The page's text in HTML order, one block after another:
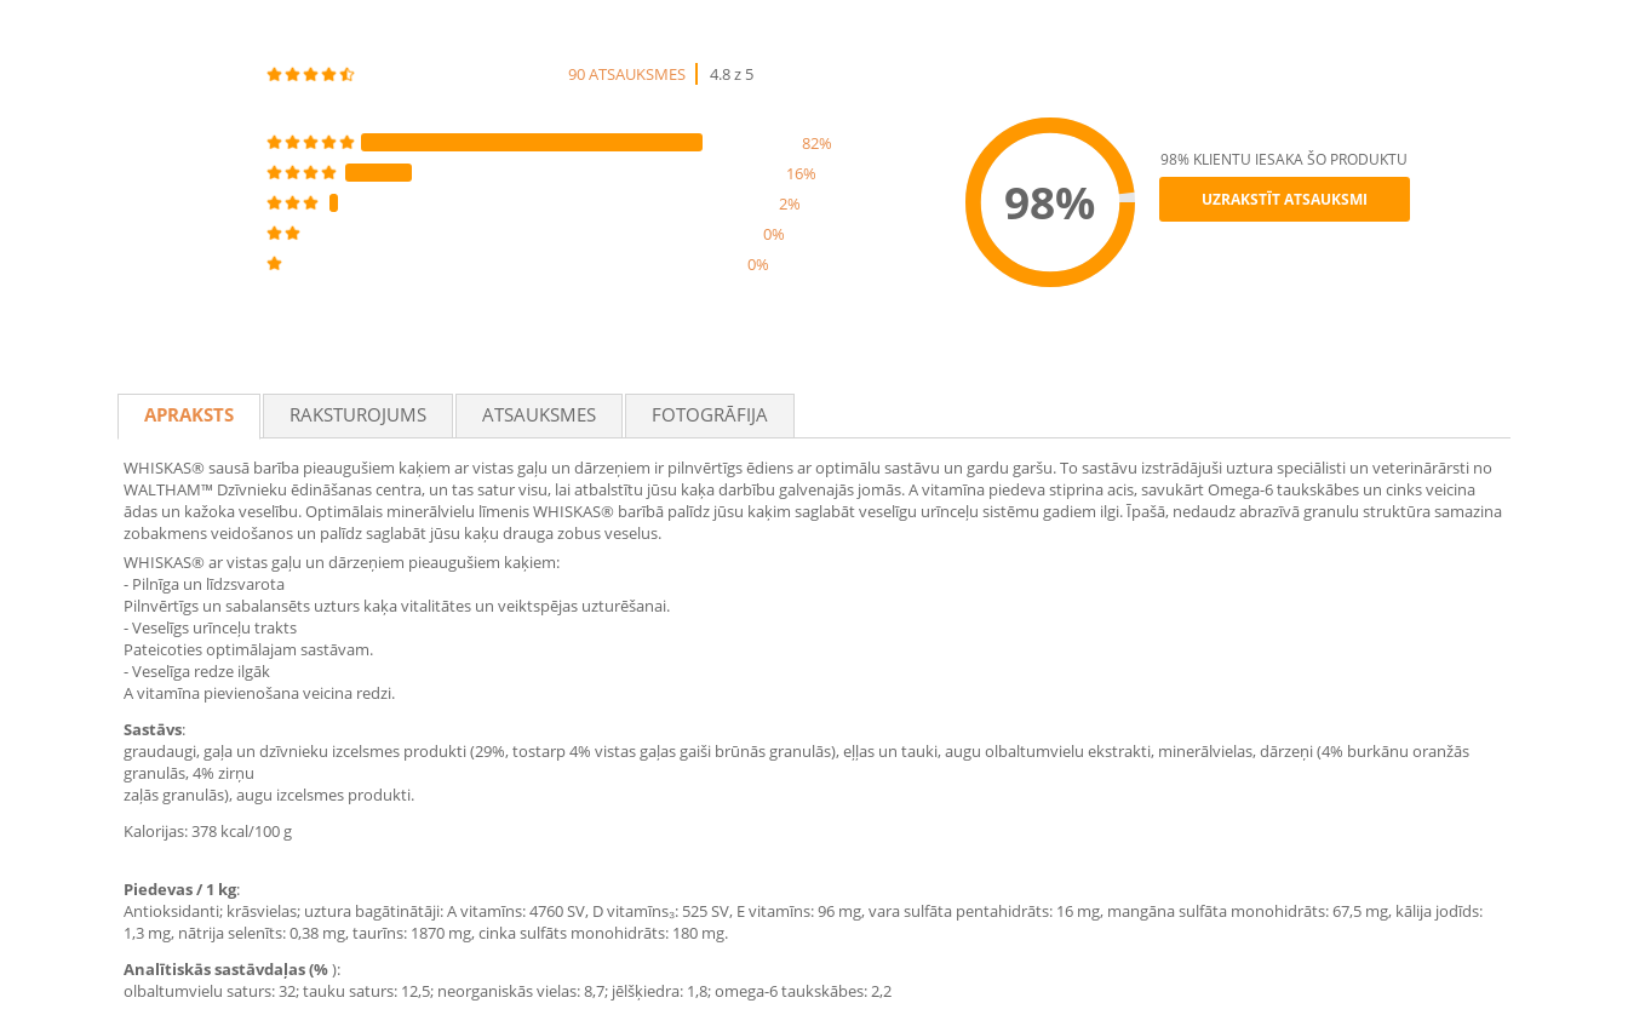
90 ATSAUKSMES 4.8 z 5
82%
16%
2%
0%
0%
98%
98% KLIENTU IESAKA ŠO PRODUKTU
UZRAKSTĪT ATSAUKSMI
APRAKSTS RAKSTUROJUMS ATSAUKSMES FOTOGRĀFIJA
WHISKAS® sausā barība pieaugušiem kaķiem ar vistas gaļu un dārzeņiem ir pilnvērtīgs ēdiens ar optimālu sastāvu un gardu garšu. To sastāvu izstrādājuši uztura speciālisti un veterinārārsti no
WALTHAM™ Dzīvnieku ēdināšanas centra, un tas satur visu, lai atbalstītu jūsu kaķa darbību galvenajās jomās. A vitamīna piedeva stiprina acis, savukārt Omega-6 taukskābes un cinks veicina
ādas un kažoka veselību. Optimālais minerālvielu līmenis WHISKAS® barībā palīdz jūsu kaķim saglabāt veselīgu urīnceļu sistēmu gadiem ilgi. Īpašā, nedaudz abrazīvā granulu struktūra samazina
zobakmens veidošanos un palīdz saglabāt jūsu kaķu drauga zobus veselus.
WHISKAS® ar vistas gaļu un dārzeņiem pieaugušiem kaķiem:
- Pilnīga un līdzsvarota
Pilnvērtīgs un sabalansēts uzturs kaķa vitalitātes un veiktspējas uzturēšanai.
- Veselīgs urīnceļu trakts
Pateicoties optimālajam sastāvam.
- Veselīga redze ilgāk
A vitamīna pievienošana veicina redzi.
Sastāvs:
graudaugi, gaļa un dzīvnieku izcelsmes produkti (29%, tostarp 4% vistas gaļas gaiši brūnās granulās), eļļas un tauki, augu olbaltumvielu ekstrakti, minerālvielas, dārzeņi (4% burkānu oranžās
granulās, 4% zirņu
zaļās granulās), augu izcelsmes produkti.
Kalorijas: 378 kcal/100 g
Piedevas / 1 kg:
Antioksidanti; krāsvielas; uztura bagātinātāji: A vitamīns: 4760 SV, D vitamīns₃: 525 SV, E vitamīns: 96 mg, vara sulfāta pentahidrāts: 16 mg, mangāna sulfāta monohidrāts: 67,5 mg, kālija jodīds:
1,3 mg, nātrija selenīts: 0,38 mg, taurīns: 1870 mg, cinka sulfāts monohidrāts: 180 mg.
Analītiskās sastāvdaļas (%):
olbaltumvielu saturs: 32; tauku saturs: 12,5; neorganiskās vielas: 8,7; jēlšķiedra: 1,8; omega-6 taukskābes: 2,2